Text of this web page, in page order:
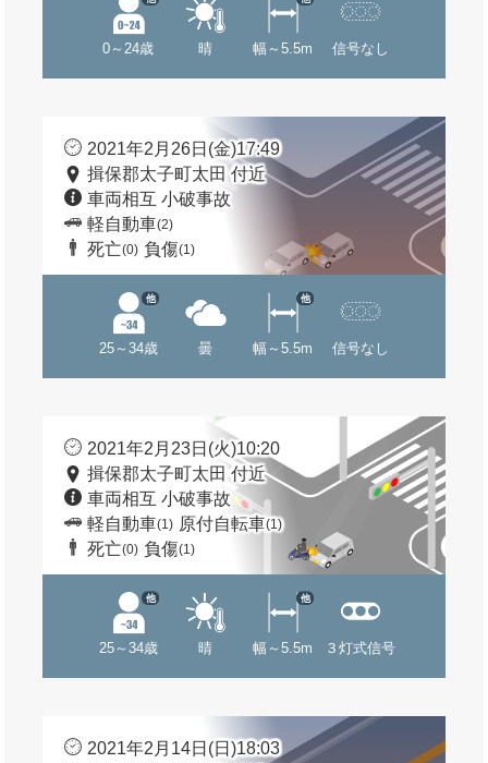
0～24歳 晴 幅～5.5m 信号なし
2021年2月26日(金)17:49
揖保郡太子町太田 付近
車両相互 小破事故
軽自動車(2)
死亡(0) 負傷(1)
25～34歳
他
曇 幅～5.5m
他
信号なし
2021年2月23日(火)10:20
揖保郡太子町太田 付近
車両相互 小破事故
軽自動車(1) 原付自転車(1)
死亡(0) 負傷(1)
25～34歳
他
晴 幅～5.5m
他
３灯式信号
2021年2月14日(日)18:03